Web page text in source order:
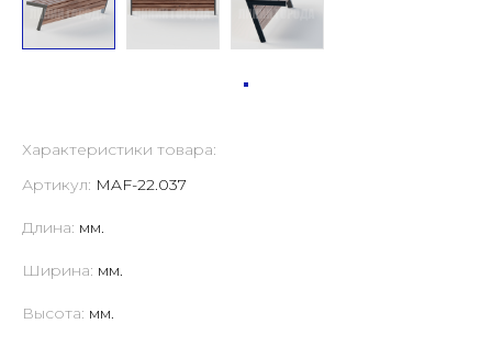
Характеристики товара:
Артикул: MAF-22.037
Длина: мм.
Ширина: мм.
Высота: мм.